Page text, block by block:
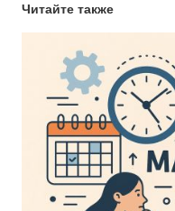
Читайте также